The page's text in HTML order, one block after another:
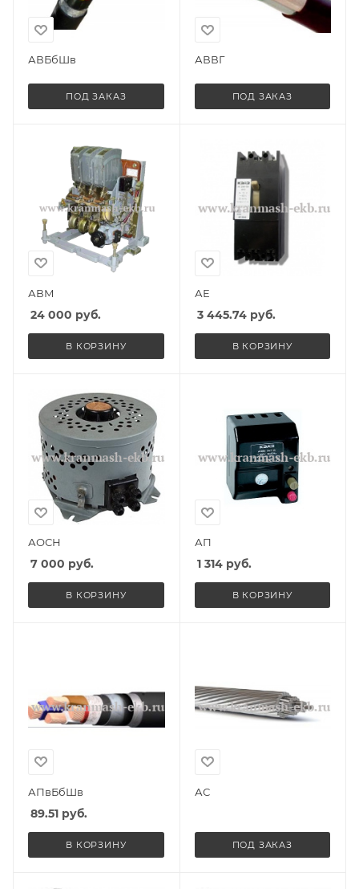
АВБбШв
ПОД ЗАКАЗ
АВВГ
ПОД ЗАКАЗ
АВМ
24 000 руб.
В КОРЗИНУ
АЕ
3 445.74руб.
В КОРЗИНУ
АОСН
7 000 руб.
В КОРЗИНУ
АП
1 314руб.
В КОРЗИНУ
АПвБбШв
89.51 руб.
В КОРЗИНУ
АС
ПОД ЗАКАЗ